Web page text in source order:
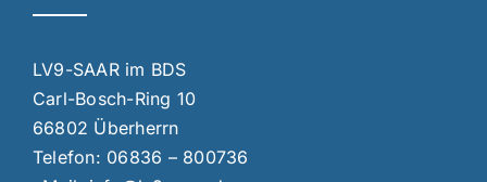
LV9-SAAR im BDS
Carl-Bosch-Ring 10
66802 Überherrn
Telefon: 06836 – 800736